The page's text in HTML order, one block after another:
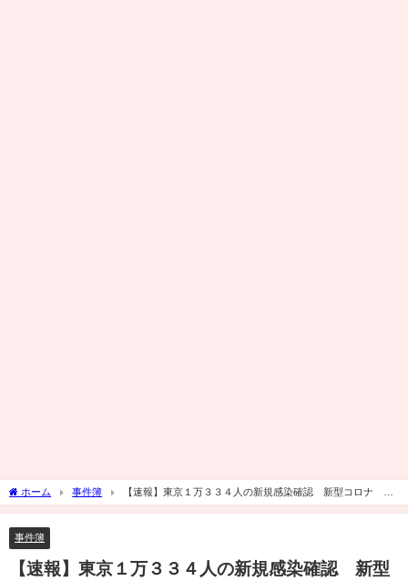
ホーム 事件簿
【速報】東京１万３３４人の新規感染確認 新型コロナ 14
日
事件簿
【速報】東京１万３３４人の新規感染確認 新型